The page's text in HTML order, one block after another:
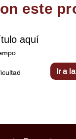
este
aquí
Ir a